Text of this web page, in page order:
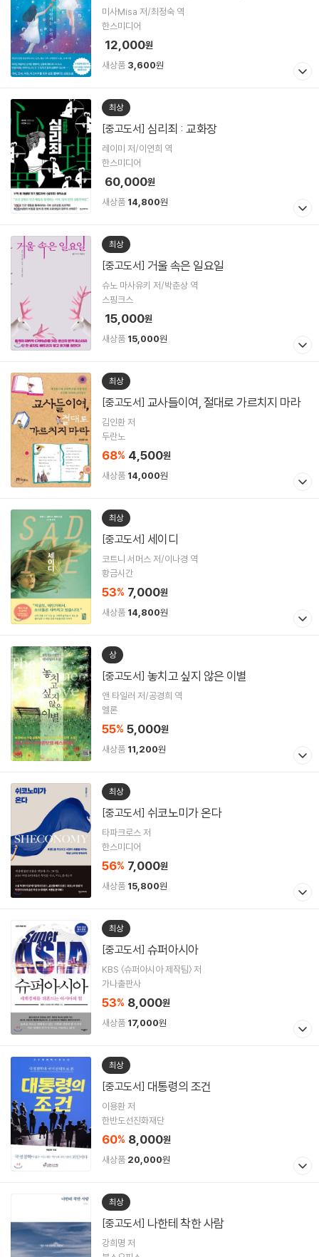
미사Misa 저/최정숙 역
한스미디어
12,000원
새상품 3,600원
최상
[중고도서] 심리죄 : 교화장
레이미 저/이연희 역
한스미디어
60,000원
새상품 14,800원
최상
[중고도서] 거울 속은 일요일
슈노 마사유키 저/박춘상 역
스핑크스
15,000원
새상품 15,000원
최상
[중고도서] 교사들이여, 절대로 가르치지 마라
김인환 저
두란노
68% 4,500원
새상품 14,000원
최상
[중고도서] 세이디
코트니 서머스 저/이나경 역
황금시간
53% 7,000원
새상품 14,800원
상
[중고도서] 놓치고 싶지 않은 이별
앤 타일러 저/공경희 역
멜론
55% 5,000원
새상품 11,200원
최상
[중고도서] 쉬코노미가 온다
타파크로스 저
한스미디어
56% 7,000원
새상품 15,800원
최상
[중고도서] 슈퍼아시아
KBS 〈슈퍼아시아 제작팀〉 저
가나출판사
53% 8,000원
새상품 17,000원
최상
[중고도서] 대통령의 조건
이용환 저
한반도선진화재단
60% 8,000원
새상품 20,000원
최상
[중고도서] 나한테 착한 사람
강희명 저